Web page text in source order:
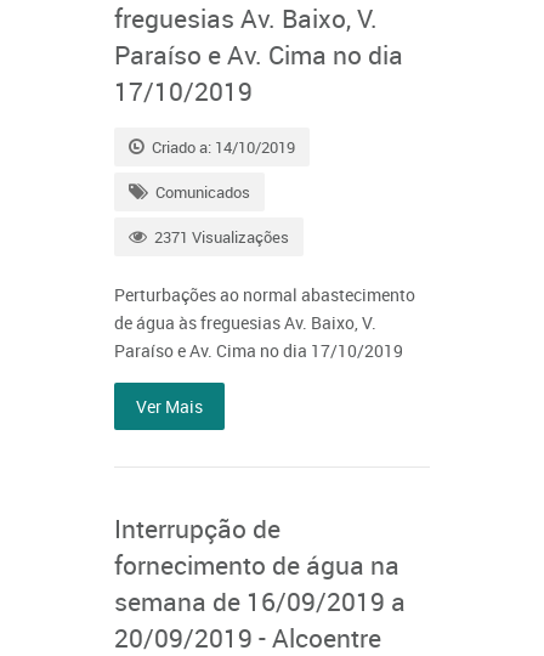
freguesias Av. Baixo, V.
Paraíso e Av. Cima no dia
17/10/2019
Criado a: 14/10/2019
Comunicados
2371 Visualizações
Perturbações ao normal abastecimento
de água às freguesias Av. Baixo, V.
Paraíso e Av. Cima no dia 17/10/2019
Ver Mais
Interrupção de
fornecimento de água na
semana de 16/09/2019 a
20/09/2019 - Alcoentre